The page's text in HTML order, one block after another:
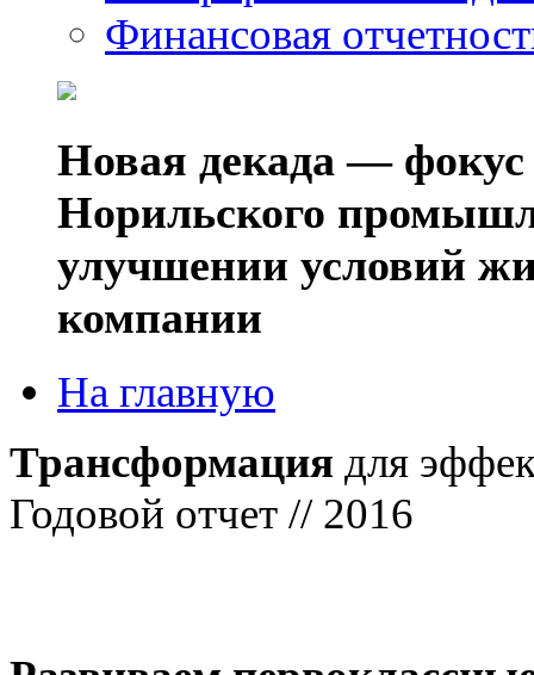
Финансовая
Новая декада — фокус
Норильского
улучшении условий
компании
На главную
Трансформация для
Годовой отчет // 2016